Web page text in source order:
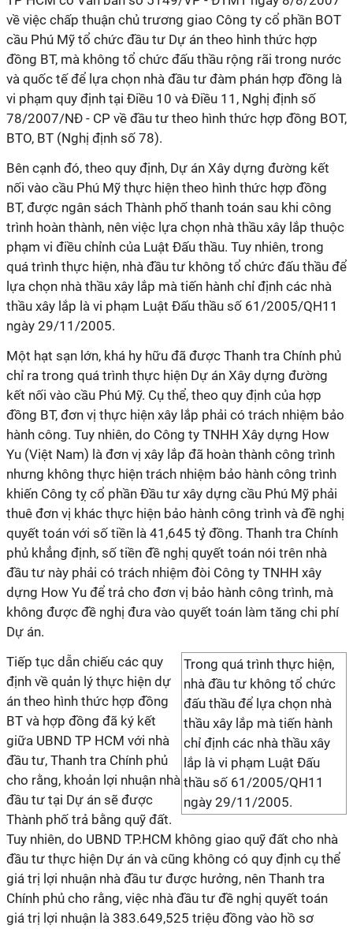
về việc chấp thuận chủ trương giao Công ty cổ phần BOT
cầu Phú Mỹ tổ chức đầu tư Dự án theo hình thức hợp
đồng BT, mà không tổ chức đấu thầu rộng rãi trong nước
và quốc tế để lựa chọn nhà đầu tư đàm phán hợp đồng là
vi phạm quy định tại Điều 10 và Điều 11, Nghị định số
78/2007/NĐ - CP về đầu tư theo hình thức hợp đồng BOT,
BTO, BT (Nghị định số 78).
Bên cạnh đó, theo quy định, Dự án Xây dựng đường kết
nối vào cầu Phú Mỹ thực hiện theo hình thức hợp đồng
BT, được ngân sách Thành phố thanh toán sau khi công
trình hoàn thành, nên việc lựa chọn nhà thầu xây lắp thuộc
phạm vi điều chỉnh của Luật Đấu thầu. Tuy nhiên, trong
quá trình thực hiện, nhà đầu tư không tổ chức đấu thầu để
lựa chọn nhà thầu xây lắp mà tiến hành chỉ định các nhà
thầu xây lắp là vi phạm Luật Đấu thầu số 61/2005/QH11
ngày 29/11/2005.
Một hạt sạn lớn, khá hy hữu đã được Thanh tra Chính phủ
chỉ ra trong quá trình thực hiện Dự án Xây dựng đường
kết nối vào cầu Phú Mỹ. Cụ thể, theo quy định của hợp
đồng BT, đơn vị thực hiện xây lắp phải có trách nhiệm bảo
hành công. Tuy nhiên, do Công ty TNHH Xây dựng How
Yu (Việt Nam) là đơn vị xây lắp đã hoàn thành công trình
nhưng không thực hiện trách nhiệm bảo hành công trình
khiến Công tỵ cổ phần Đầu tư xây dựng cầu Phú Mỹ phải
thuê đơn vị khác thực hiện bảo hành công trình và đề nghị
quyết toán với số tiền là 41,645 tỷ đồng. Thanh tra Chính
phủ khẳng định, số tiền đề nghị quyết toán nói trên nhà
đầu tư này phải có trách nhiệm đòi Công ty TNHH xây
dựng How Yu để trả cho đơn vị bảo hành công trình, mà
không được đề nghị đưa vào quyết toán làm tăng chi phí
Dự án.
Trong quá trình thực hiện,
nhà đầu tư không tổ chức
đấu thầu để lựa chọn nhà
thầu xây lắp mà tiến hành
chỉ định các nhà thầu xây
lắp là vi phạm Luật Đấu
thầu số 61/2005/QH11
ngày 29/11/2005.
Tiếp tục dẫn chiếu các quy
định về quản lý thực hiện dự
án theo hình thức hợp đồng
BT và hợp đồng đã ký kết
giữa UBND TP HCM với nhà
đầu tư, Thanh tra Chính phủ
cho rằng, khoản lợi nhuận nhà
đầu tư tại Dự án sẽ được
Thành phố trả bằng quỹ đất.
Tuy nhiên, do UBND TP.HCM không giao quỹ đất cho nhà
đầu tư thực hiện Dự án và cũng không có quy định cụ thể
giá trị lợi nhuận nhà đầu tư được hưởng, nên Thanh tra
Chính phủ cho rằng, việc nhà đầu tư đề nghị quyết toán
giá trị lợi nhuận là 383.649,525 triệu đồng vào hồ sơ